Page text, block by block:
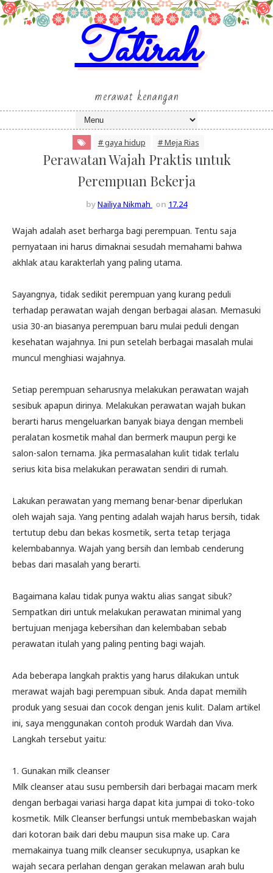
Tatirah
merawat kenangan
# gaya hidup # Meja Rias
Perawatan Wajah Praktis untuk
Perempuan Bekerja
byNailiya Nikmah on 17.24
Wajah adalah aset berharga bagi perempuan. Tentu saja
pernyataan ini harus dimaknai sesudah memahami bahwa
akhlak atau karakterlah yang paling utama.
Sayangnya, tidak sedikit perempuan yang kurang peduli
terhadap perawatan wajah dengan berbagai alasan. Memasuki
usia 30-an biasanya perempuan baru mulai peduli dengan
kesehatan wajahnya. Ini pun setelah berbagai masalah mulai
muncul menghiasi wajahnya.
Setiap perempuan seharusnya melakukan perawatan wajah
sesibuk apapun dirinya. Melakukan perawatan wajah bukan
berarti harus mengeluarkan banyak biaya dengan membeli
peralatan kosmetik mahal dan bermerk maupun pergi ke
salon-salon ternama. Jika permasalahan kulit tidak terlalu
serius kita bisa melakukan perawatan sendiri di rumah.
Lakukan perawatan yang memang benar-benar diperlukan
oleh wajah saja. Yang penting adalah wajah harus bersih, tidak
tertutup debu dan bekas kosmetik, serta tetap terjaga
kelembabannya. Wajah yang bersih dan lembab cenderung
bebas dari masalah yang berarti.
Bagaimana kalau tidak punya waktu alias sangat sibuk?
Sempatkan diri untuk melakukan perawatan minimal yang
bertujuan menjaga kebersihan dan kelembaban sebab
perawatan itulah yang paling penting bagi wajah.
Ada beberapa langkah praktis yang harus dilakukan untuk
merawat wajah bagi perempuan sibuk. Anda dapat memilih
produk yang sesuai dan cocok dengan jenis kulit. Dalam artikel
ini, saya menggunakan contoh produk Wardah dan Viva.
Langkah tersebut yaitu:
1. Gunakan milk cleanser
Milk cleanser atau susu pembersih dari berbagai macam merk
dengan berbagai variasi harga dapat kita jumpai di toko-toko
kosmetik. Milk Cleanser berfungsi untuk membebaskan wajah
dari kotoran baik dari debu maupun sisa make up. Cara
memakainya tuang milk cleanser secukupnya, usapkan ke
wajah secara perlahan dengan gerakan melawan arah bulu